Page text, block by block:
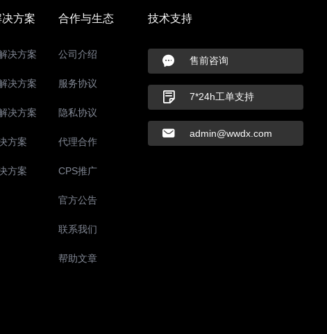
方案
决方案
决方案
决方案
方案
方案
合作与生态
公司介绍
服务协议
隐私协议
代理合作
CPS推广
官方公告
联系我们
帮助文章
技术支持
售前咨询
7*24h工单支持
admin@wwdx.com